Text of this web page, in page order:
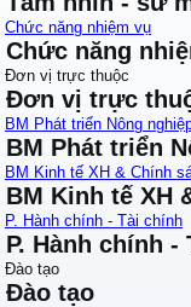
Chức năng nhiệm vụ
Chức năng
Đơn vị trực thuộc
Đơn vị trực
BM Phát triển Nông
BM Phát triển
BM Kinh tế XH & Chính
BM Kinh tế XH
P. Hành chính - Tài chính
P. Hành chính -
Đào tạo
Đào tạo